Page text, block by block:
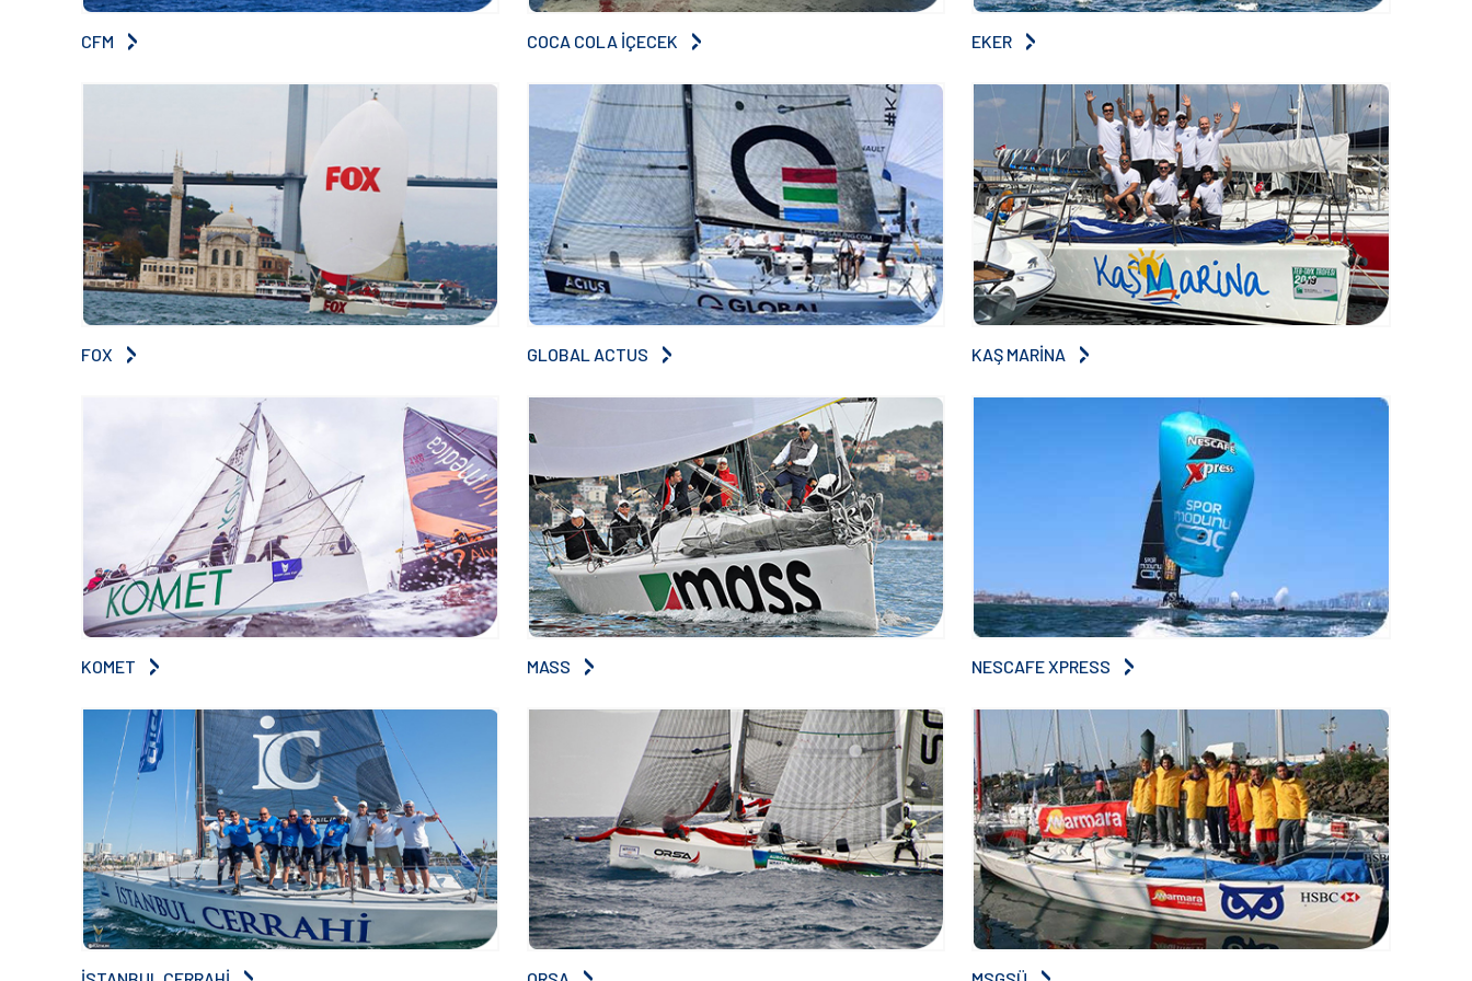
CFM COCA COLA İÇECEK EKER
FOX GLOBAL ACTUS KAŞ MARİNA
KOMET MASS NESCAFE XPRESS